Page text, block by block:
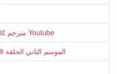
أنمي Soul Buster مترجم كامل الحلقة 07 Youtube
أنمي One Punch Man الموسم الثاني الحلقة 9 مترجمة